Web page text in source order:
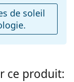
de soleil
ce produit: